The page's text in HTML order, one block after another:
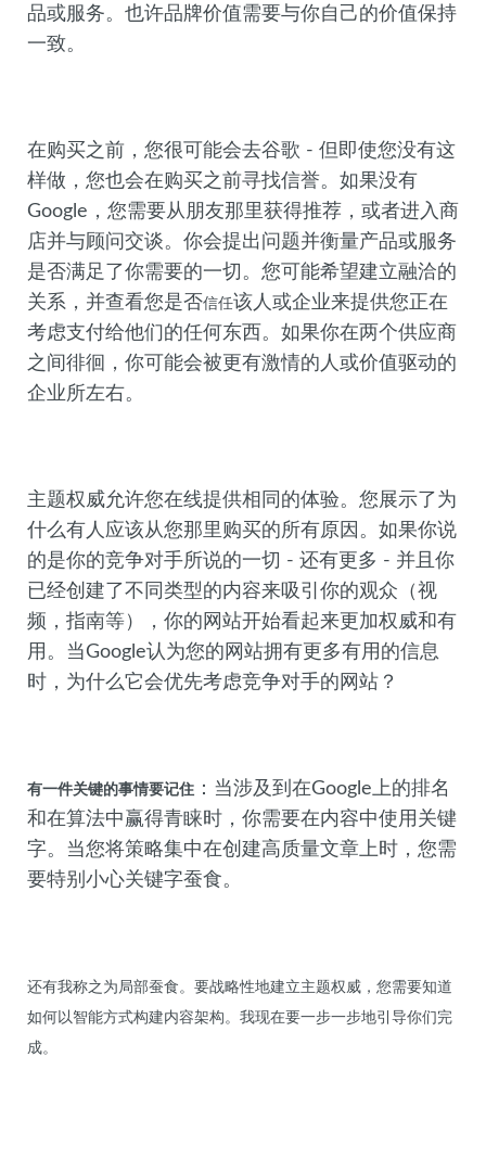
品或服务。也许品牌价值需要与你自己的价值保持
一致。
在购买之前，您很可能会去谷歌 - 但即使您没有这
样做，您也会在购买之前寻找信誉。如果没有
Google，您需要从朋友那里获得推荐，或者进入商
店并与顾问交谈。你会提出问题并衡量产品或服务
是否满足了你需要的一切。您可能希望建立融洽的
关系，并查看您是否信任该人或企业来提供您正在
考虑支付给他们的任何东西。如果你在两个供应商
之间徘徊，你可能会被更有激情的人或价值驱动的
企业所左右。
主题权威允许您在线提供相同的体验。您展示了为
什么有人应该从您那里购买的所有原因。如果你说
的是你的竞争对手所说的一切 - 还有更多 - 并且你
已经创建了不同类型的内容来吸引你的观众（视
频，指南等），你的网站开始看起来更加权威和有
用。当Google认为您的网站拥有更多有用的信息
时，为什么它会优先考虑竞争对手的网站？
有一件关键的事情要记住 ：当涉及到在Google上的排名
和在算法中赢得青睐时，你需要在内容中使用关键
字。当您将策略集中在创建高质量文章上时，您需
要特别小心关键字蚕食。
还有我称之为局部蚕食。要战略性地建立主题权威，您需要知道
如何以智能方式构建内容架构。我现在要一步一步地引导你们完
成。